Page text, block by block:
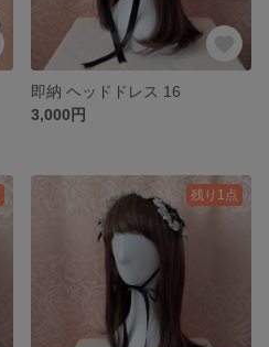
即納 ヘッドドレス 16
3,000円
残り1点